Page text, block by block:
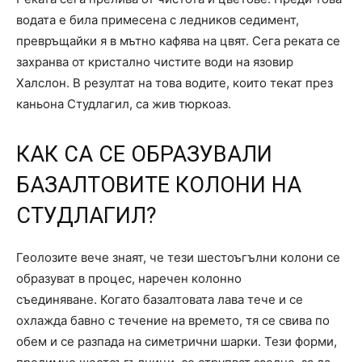
водата е била примесена с ледников седимент,
превръщайки я в мътно кафява на цвят. Сега реката се
захранва от кристално чистите води на язовир
Халслон. В резултат на това водите, които текат през
каньона Студлагил, са жив тюркоаз.
КАК СА СЕ ОБРАЗУВАЛИ
БАЗАЛТОВИТЕ КОЛОНИ НА
СТУДЛАГИЛ?
Геолозите вече знаят, че тези шестоъгълни колони се
образуват в процес, наречен колонно
съединяване. Когато базалтовата лава тече и се
охлажда бавно с течение на времето, тя се свива по
обем и се разпада на симетрични шарки. Тези форми,